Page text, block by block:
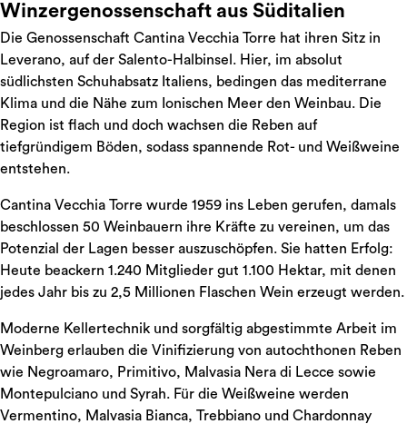
Winzergenossenschaft aus Süditalien
Die Genossenschaft Cantina Vecchia Torre hat ihren Sitz in
Leverano, auf der Salento-Halbinsel. Hier, im absolut
südlichsten Schuhabsatz Italiens, bedingen das mediterrane
Klima und die Nähe zum Ionischen Meer den Weinbau. Die
Region ist flach und doch wachsen die Reben auf
tiefgründigem Böden, sodass spannende Rot- und Weißweine
entstehen.
Cantina Vecchia Torre wurde 1959 ins Leben gerufen, damals
beschlossen 50 Weinbauern ihre Kräfte zu vereinen, um das
Potenzial der Lagen besser auszuschöpfen. Sie hatten Erfolg:
Heute beackern 1.240 Mitglieder gut 1.100 Hektar, mit denen
jedes Jahr bis zu 2,5 Millionen Flaschen Wein erzeugt werden.
Moderne Kellertechnik und sorgfältig abgestimmte Arbeit im
Weinberg erlauben die Vinifizierung von autochthonen Reben
wie Negroamaro, Primitivo, Malvasia Nera di Lecce sowie
Montepulciano und Syrah. Für die Weißweine werden
Vermentino, Malvasia Bianca, Trebbiano und Chardonnay